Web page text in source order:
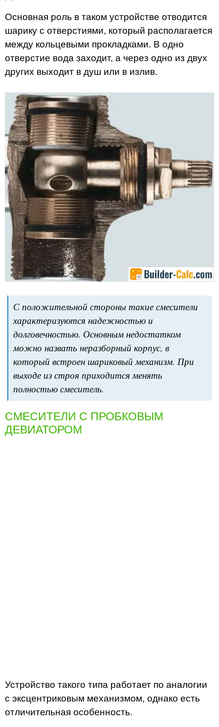
Основная роль в таком устройстве отводится
шарику с отверстиями, который располагается
между кольцевыми прокладками. В одно
отверстие вода заходит, а через одно из двух
других выходит в душ или в излив.
С положительной стороны такие смесители
характеризуются надежностью и
долговечностью. Основным недостатком
можно назвать неразборный корпус, в
который встроен шариковый механизм. При
выходе из строя приходится менять
полностью смеситель.
СМЕСИТЕЛИ С ПРОБКОВЫМ
ДЕВИАТОРОМ
Устройство такого типа работает по аналогии
с эксцентриковым механизмом, однако есть
отличительная особенность.